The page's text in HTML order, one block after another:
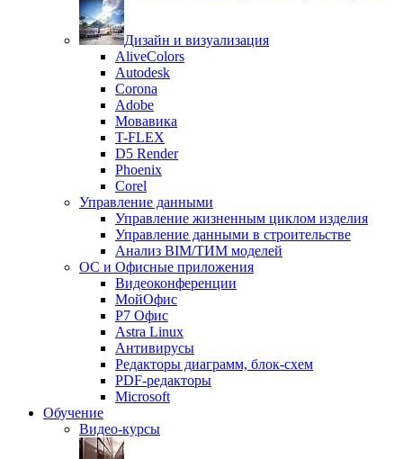
Дизайн и визуализация
AliveColors
Autodesk
Corona
Adobe
Мовавика
T-FLEX
D5 Render
Phoenix
Corel
Управление данными
Управление жизненным циклом изделия
Управление данными в строительстве
Анализ BIM/ТИМ моделей
ОС и Офисные приложения
Видеоконференции
МойОфис
P7 Офис
Astra Linux
Антивирусы
Редакторы диаграмм, блок-схем
PDF-редакторы
Microsoft
Обучение
Видео-курсы